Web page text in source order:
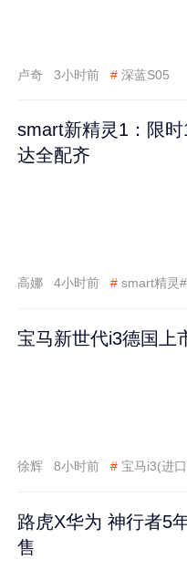
卢奇 3小时前 # 深蓝S05
smart新精灵1：限
达全配齐
高娜 4小时前 # smart精灵
宝马新世代i3德国上
徐辉 8小时前 # 宝马i3(进
路虎X华为 神行者5
售